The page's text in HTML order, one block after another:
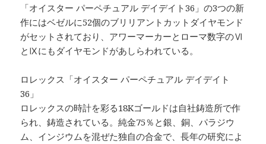
「オイスター パーペチュアル デイデイト36」の3つの新
作にはベゼルに52個のブリリアントカットダイヤモンド
がセットされており、アワーマーカーとローマ数字のⅥ
とⅨにもダイヤモンドがあしらわれている。
ロレックス「オイスター パーペチュアル デイデイト
36」
ロレックスの時計を彩る18Kゴールドは自社鋳造所で作
られ、鋳造されている。純金75％と銀、銅、パラジウ
ム、インジウムを混ぜた独自の合金で、長年の研究によ